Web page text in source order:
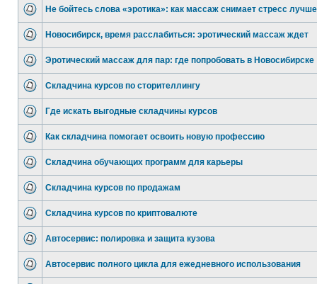
Не бойтесь слова «эротика»: как массаж снимает стресс
Новосибирск, время расслабиться: эротический массаж ждет
Эротический массаж для пар: где попробовать в Новосибирске
Складчина курсов по сторителлингу
Где искать выгодные складчины курсов
Как складчина помогает освоить новую профессию
Складчина обучающих программ для карьеры
Складчина курсов по продажам
Складчина курсов по криптовалюте
Автосервис: полировка и защита кузова
Автосервис полного цикла для ежедневного использования